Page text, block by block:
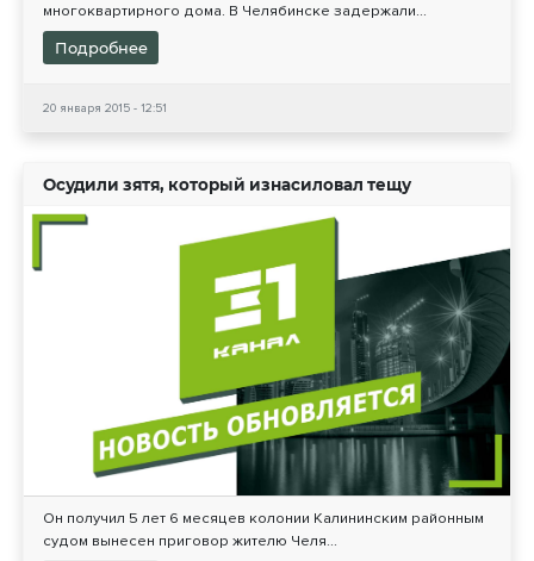
многоквартирного дома. В Челябинске задержали...
Подробнее
20 января 2015 - 12:51
Осудили зятя, который изнасиловал тещу
Он получил 5 лет 6 месяцев колонии Калининским районным
судом вынесен приговор жителю Челя...